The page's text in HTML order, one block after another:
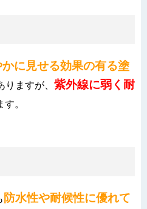
に見せる効果の有る塗
ますが、 紫外線に弱く耐
。
防水性や耐候性に優れて